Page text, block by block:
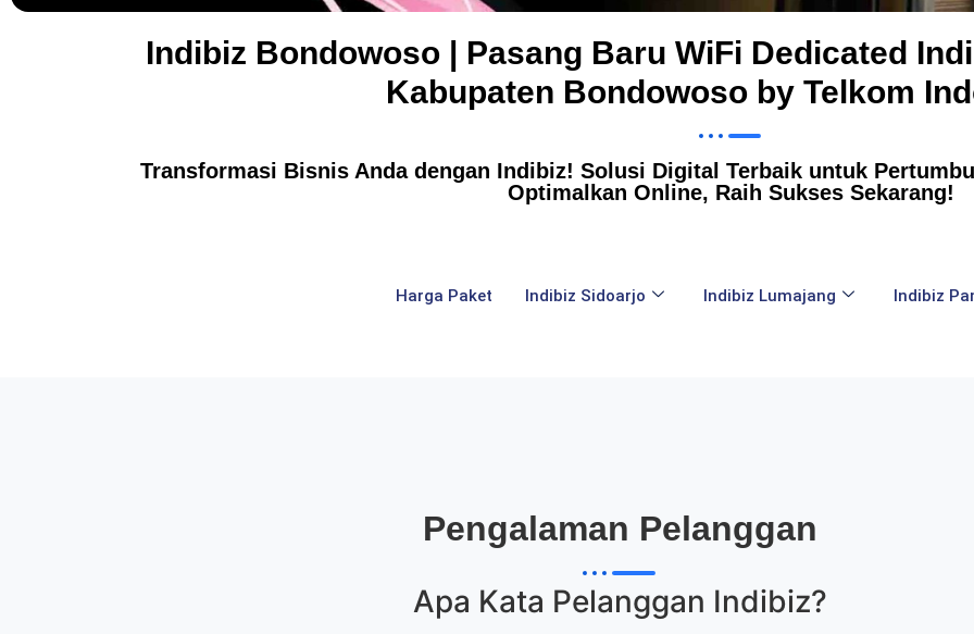
Indibiz Bondowoso | Pasang Baru WiFi Dedicated
Kabupaten Bondowoso by Telkom
Transformasi Bisnis Anda dengan Indibiz! Solusi Digital Terbaik untuk
Optimalkan Online, Raih Sukses Sekarang!
Harga Paket Indibiz Sidoarjo Indibiz Lumajang Indibiz
Pengalaman Pelanggan
Apa Kata Pelanggan Indibiz?